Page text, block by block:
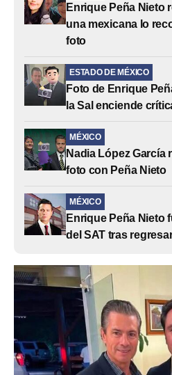
Enrique Peña Nieto
una mexicana lo
foto
ESTADO DE MÉXICO
Foto de Enrique
la Sal enciende
MÉXICO
Nadia López García
foto con Peña Nieto
MÉXICO
Enrique Peña Nieto
del SAT tras